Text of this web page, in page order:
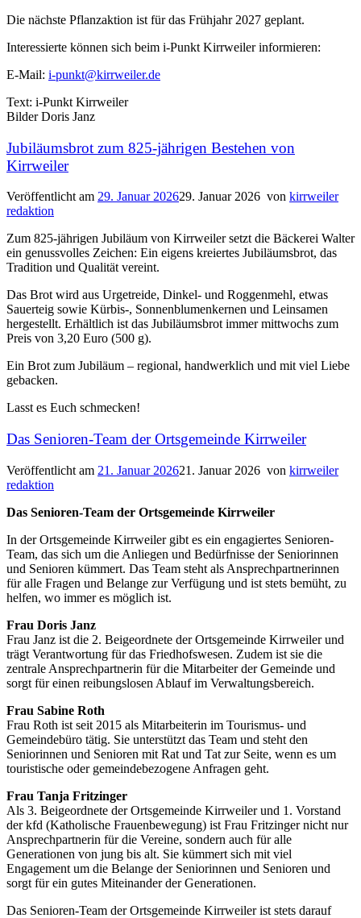
Die nächste Pflanzaktion ist für das Frühjahr 2027 geplant.
Interessierte können sich beim i-Punkt Kirrweiler informieren:
E-Mail: i-punkt@kirrweiler.de
Text: i-Punkt Kirrweiler
Bilder Doris Janz
Jubiläumsbrot zum 825-jährigen Bestehen von
Kirrweiler
Veröffentlicht am 29. Januar 202629. Januar 2026 von kirrweiler
redaktion
Zum 825-jährigen Jubiläum von Kirrweiler setzt die Bäckerei Walter
ein genussvolles Zeichen: Ein eigens kreiertes Jubiläumsbrot, das
Tradition und Qualität vereint.
Das Brot wird aus Urgetreide, Dinkel- und Roggenmehl, etwas
Sauerteig sowie Kürbis-, Sonnenblumenkernen und Leinsamen
hergestellt. Erhältlich ist das Jubiläumsbrot immer mittwochs zum
Preis von 3,20 Euro (500 g).
Ein Brot zum Jubiläum – regional, handwerklich und mit viel Liebe
gebacken.
Lasst es Euch schmecken!
Das Senioren-Team der Ortsgemeinde Kirrweiler
Veröffentlicht am 21. Januar 202621. Januar 2026 von kirrweiler
redaktion
Das Senioren-Team der Ortsgemeinde Kirrweiler
In der Ortsgemeinde Kirrweiler gibt es ein engagiertes Senioren-
Team, das sich um die Anliegen und Bedürfnisse der Seniorinnen
und Senioren kümmert. Das Team steht als Ansprechpartnerinnen
für alle Fragen und Belange zur Verfügung und ist stets bemüht, zu
helfen, wo immer es möglich ist.
Frau Doris Janz
Frau Janz ist die 2. Beigeordnete der Ortsgemeinde Kirrweiler und
trägt Verantwortung für das Friedhofswesen. Zudem ist sie die
zentrale Ansprechpartnerin für die Mitarbeiter der Gemeinde und
sorgt für einen reibungslosen Ablauf im Verwaltungsbereich.
Frau Sabine Roth
Frau Roth ist seit 2015 als Mitarbeiterin im Tourismus- und
Gemeindebüro tätig. Sie unterstützt das Team und steht den
Seniorinnen und Senioren mit Rat und Tat zur Seite, wenn es um
touristische oder gemeindebezogene Anfragen geht.
Frau Tanja Fritzinger
Als 3. Beigeordnete der Ortsgemeinde Kirrweiler und 1. Vorstand
der kfd (Katholische Frauenbewegung) ist Frau Fritzinger nicht nur
Ansprechpartnerin für die Vereine, sondern auch für alle
Generationen von jung bis alt. Sie kümmert sich mit viel
Engagement um die Belange der Seniorinnen und Senioren und
sorgt für ein gutes Miteinander der Generationen.
Das Senioren-Team der Ortsgemeinde Kirrweiler ist stets darauf